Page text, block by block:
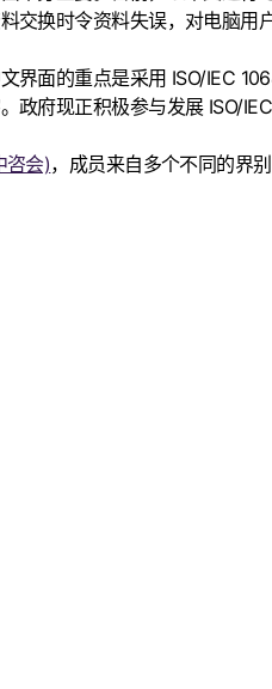
换时令资料失误，对电脑用
面的重点是采用 ISO/IEC
府现正积极参与发展 ISO/IEC
咨会)，成员来自多个不同的界